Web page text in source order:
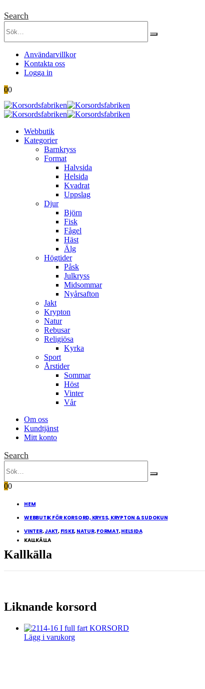
Search
Användarvillkor
Kontakta oss
Logga in
00
Webbutik
Kategorier
Barnkryss
Format
Halvsida
Helsida
Kvadrat
Uppslag
Djur
Björn
Fisk
Fågel
Häst
Älg
Högtider
Påsk
Julkryss
Midsommar
Nyårsafton
Jakt
Krypton
Natur
Rebusar
Religiösa
Kyrka
Sport
Årstider
Sommar
Höst
Vinter
Vår
Om oss
Kundtjänst
Mitt konto
Search
00
HEM
WEBBUTIK FÖR KORSORD, KRYSS, KRYPTON & SUDOKUN
VINTER,JAKT, FISKE, NATUR,FORMAT,HELSIDA
KALLKÄLLA
Kallkälla
Liknande korsord
Lägg i varukorg